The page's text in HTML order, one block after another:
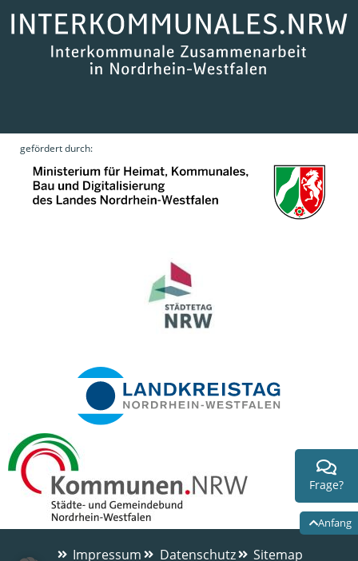
gefördert durch:
Impressum Datenschutz Sitemap
Frage?
Anfang